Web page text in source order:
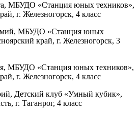
МБУДО «Станция юных техников»,
г. Железногорск, 4 класс
МБУДО «Станция юных
край, г. Железногорск, 3
МБУДО «Станция юных техников»,
г. Железногорск, 4 класс
Детский клуб «Умный кубик»,
г. Таганрог, 4 класс